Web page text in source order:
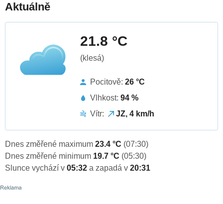
Aktuálně
21.8 °C
(klesá)
Pocitově: 26 °C
Vlhkost: 94 %
Vítr:
JZ, 4 km/h
Dnes změřené maximum 23.4 °C (07:30)
Dnes změřené minimum 19.7 °C (05:30)
Slunce vychází v 05:32 a zapadá v 20:31